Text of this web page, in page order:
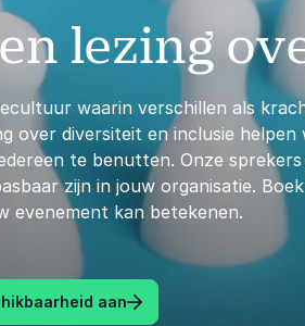
lezing
waarin verschillen als
over diversiteit en inclusie
te benutten. Onze
zijn in jouw organisatie.
evenement kan betekenen.
aan